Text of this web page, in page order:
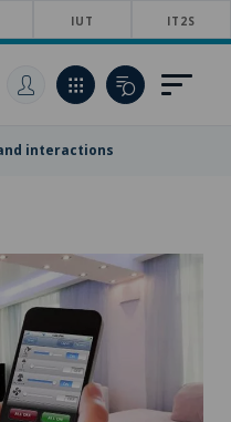
IUT IT2S
interactions